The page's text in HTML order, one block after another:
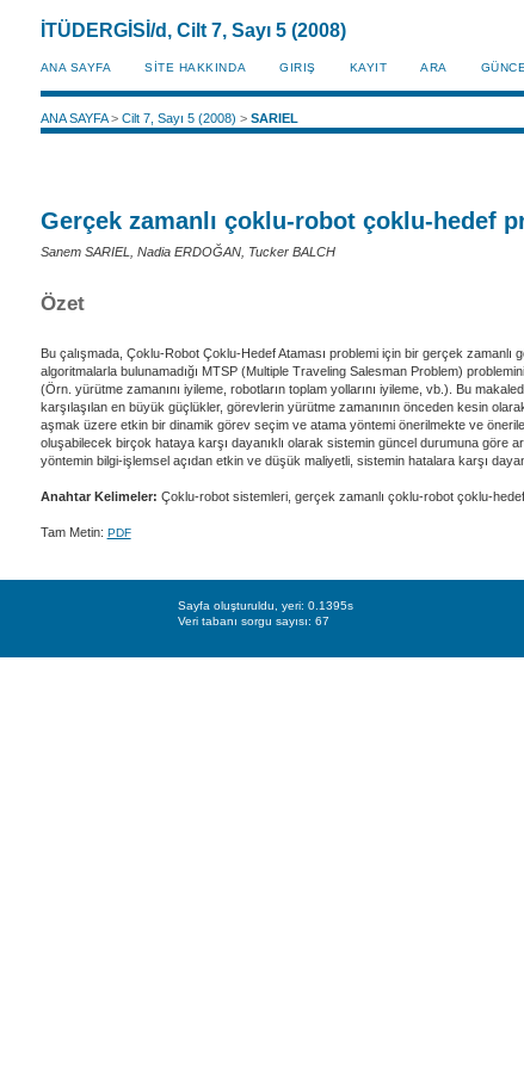
İTÜDERGİSİ/d, Cilt 7, Sayı 5 (2008)
ANA SAYFA SİTE HAKKINDA GIRIŞ KAYIT ARA
ANA SAYFA> Cilt 7, Sayı 5 (2008) > SARIEL
Gerçek zamanlı çoklu-robot çoklu-hedef
Sanem SARIEL, Nadia ERDOĞAN, Tucker BALCH
Özet
Bu çalışmada, Çoklu-Robot Çoklu-Hedef Ataması problemi için bir gerçek
algoritmalarla bulunamadığı MTSP (Multiple Traveling Salesman Problem)
(Örn. yürütme zamanını iyileme, robotların toplam yollarını iyileme, vb.). Bu
karşılaşılan en büyük güçlükler, görevlerin yürütme zamanının önceden kesin
aşmak üzere etkin bir dinamik görev seçim ve atama yöntemi önerilmekte ve
oluşabilecek birçok hataya karşı dayanıklı olarak sistemin güncel durumuna göre
yöntemin bilgi-işlemsel açıdan etkin ve düşük maliyetli, sistemin hatalara karşı
Anahtar Kelimeler: Çoklu-robot sistemleri, gerçek zamanlı çoklu-robot çoklu-
Tam Metin: PDF
Sayfa oluşturuldu, yeri: 0.1395s
Veri tabanı sorgu sayısı: 67